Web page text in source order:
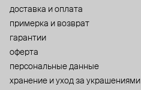
доставка и оплата
примерка и возврат
гарантии
оферта
персональные данные
хранение и уход за украшениями